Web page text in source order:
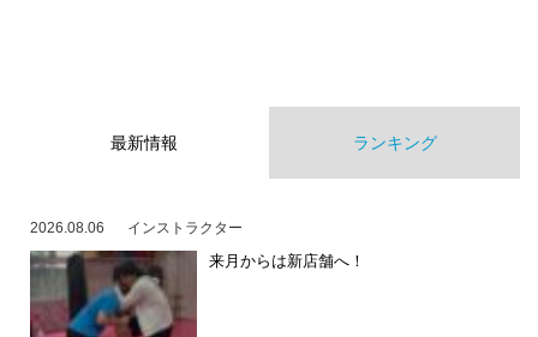
最新情報 ランキング
2026.08.06 インストラクター
来月からは新店舗へ！